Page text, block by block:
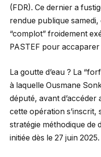
(FDR). Ce dernier a
rendue publique
“complot” froidement
PASTEF pour
La goutte d’eau ? La
à laquelle Ousmane
député, avant d’accéder
cette opération s’inscrit,
stratégie méthodique de
initiée dès le 27 juin 2025.